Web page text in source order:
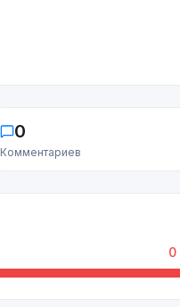
0
Комментариев
0